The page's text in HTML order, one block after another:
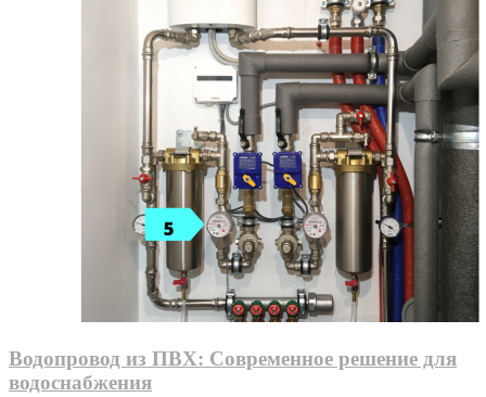
Водопровод из ПВХ: Современное решение для
водоснабжения